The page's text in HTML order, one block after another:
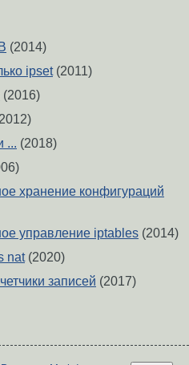
(2014)
ipset(2011)
(2016)
... (2018)
хранение конфигураций
управление iptables (2014)
nat(2020)
записей (2017)